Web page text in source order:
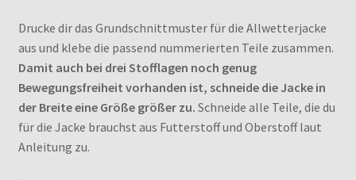
Drucke dir das Grundschnittmuster für die Allwetterjacke
aus und klebe die passend nummerierten Teile zusammen.
Damit auch bei drei Stofflagen noch genug
Bewegungsfreiheit vorhanden ist, schneide die Jacke in
der Breite eine Größe größer zu. Schneide alle Teile, die du
für die Jacke brauchst aus Futterstoff und Oberstoff laut
Anleitung zu.